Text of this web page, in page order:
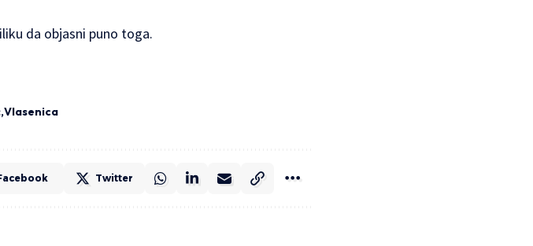
da objasni puno toga.
Vlasenica
Twitter